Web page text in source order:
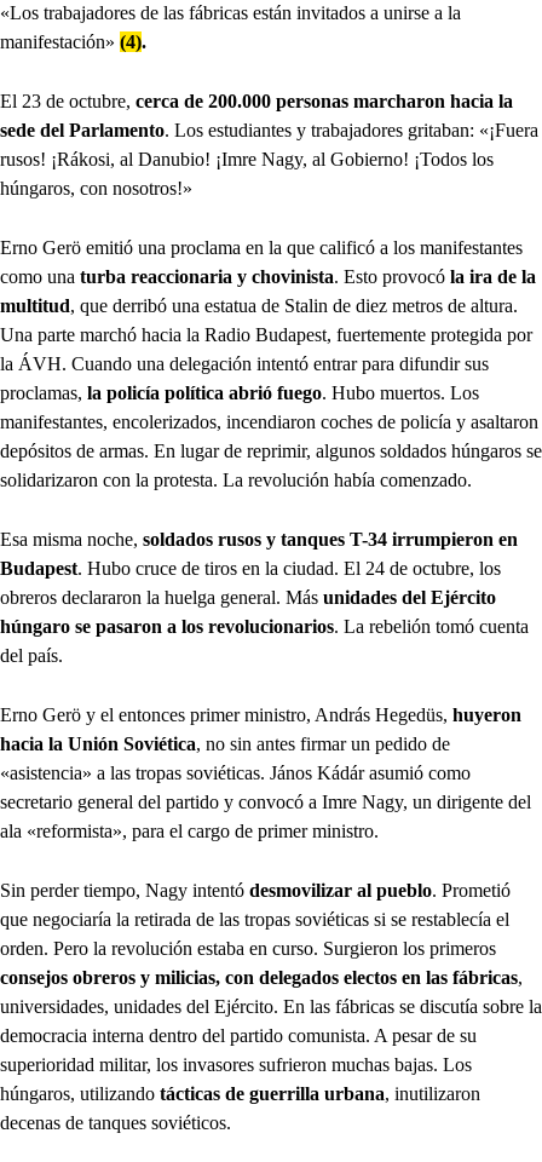
«Los trabajadores de las fábricas están invitados a unirse a la
manifestación» (4).
El 23 de octubre, cerca de 200.000 personas marcharon hacia la
sede del Parlamento. Los estudiantes y trabajadores gritaban: «¡Fuera
rusos! ¡Rákosi, al Danubio! ¡Imre Nagy, al Gobierno! ¡Todos los
húngaros, con nosotros!»
Erno Gerö emitió una proclama en la que calificó a los manifestantes
como una turba reaccionaria y chovinista. Esto provocó la ira de la
multitud, que derribó una estatua de Stalin de diez metros de altura.
Una parte marchó hacia la Radio Budapest, fuertemente protegida por
la ÁVH. Cuando una delegación intentó entrar para difundir sus
proclamas, la policía política abrió fuego. Hubo muertos. Los
manifestantes, encolerizados, incendiaron coches de policía y asaltaron
depósitos de armas. En lugar de reprimir, algunos soldados húngaros se
solidarizaron con la protesta. La revolución había comenzado.
Esa misma noche, soldados rusos y tanques T-34 irrumpieron en
Budapest. Hubo cruce de tiros en la ciudad. El 24 de octubre, los
obreros declararon la huelga general. Más unidades del Ejército
húngaro se pasaron a los revolucionarios. La rebelión tomó cuenta
del país.
Erno Gerö y el entonces primer ministro, András Hegedüs, huyeron
hacia la Unión Soviética, no sin antes firmar un pedido de
«asistencia» a las tropas soviéticas. János Kádár asumió como
secretario general del partido y convocó a Imre Nagy, un dirigente del
ala «reformista», para el cargo de primer ministro.
Sin perder tiempo, Nagy intentó desmovilizar al pueblo. Prometió
que negociaría la retirada de las tropas soviéticas si se restablecía el
orden. Pero la revolución estaba en curso. Surgieron los primeros
consejos obreros y milicias, con delegados electos en las fábricas,
universidades, unidades del Ejército. En las fábricas se discutía sobre la
democracia interna dentro del partido comunista. A pesar de su
superioridad militar, los invasores sufrieron muchas bajas. Los
húngaros, utilizando tácticas de guerrilla urbana, inutilizaron
decenas de tanques soviéticos.